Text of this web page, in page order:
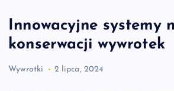
Innowacyjne systemy
konserwacji wywrotek
Wywrotki 2 lipca, 2024